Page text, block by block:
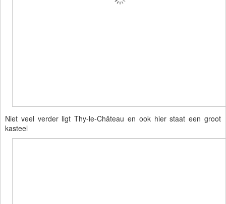
Niet veel verder ligt Thy-le-Château en ook hier staat een groot
kasteel